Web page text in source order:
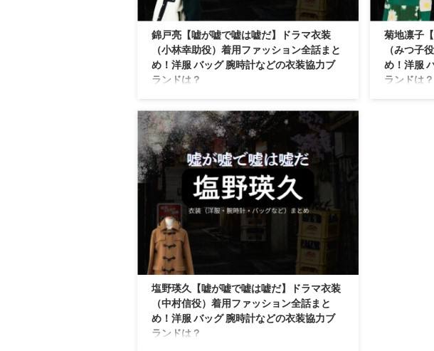
錦戸亮【嘘が嘘で嘘は嘘だ】ドラマ衣装
（小林幸助役）着用ファッション全話まと
め！洋服 バッグ 腕時計などの衣装協力ブ
ランドは？
すけ役）の衣装・服装（服･バッグ･アクセ・靴な
ど）やドラマファッションのコーデを着用シーン
別・コーデ別に紹介♪
菊地凛子
（みつ子
め！洋服
ランドは？
塩野瑛久【嘘が嘘で嘘は嘘だ】ドラマ衣装
（中村信役）着用ファッション全話まと
め！洋服 バッグ 腕時計などの衣装協力ブ
ランドは？